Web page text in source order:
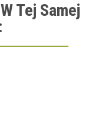
Tej Samej